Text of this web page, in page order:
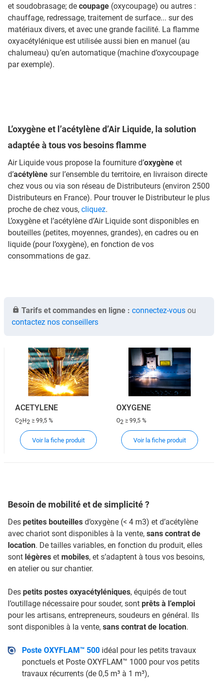
et soudobrasage; de coupage (oxycoupage) ou autres :
chauffage, redressage, traitement de surface... sur des
matériaux divers, et avec une grande facilité. La flamme
oxyacétylénique est utilisée aussi bien en manuel (au
chalumeau) qu’en automatique (machine d’oxycoupage
par exemple).
L’oxygène et l’acétylène d’Air Liquide, la solution
adaptée à tous vos besoins flamme
Air Liquide vous propose la fourniture d’oxygène et
d’acétylène sur l’ensemble du territoire, en livraison directe
chez vous ou via son réseau de Distributeurs (environ 2500
Distributeurs en France). Pour trouver le Distributeur le plus
proche de chez vous, cliquez.
L’oxygène et l’acétylène d’Air Liquide sont disponibles en
bouteilles (petites, moyennes, grandes), en cadres ou en
liquide (pour l’oxygène), en fonction de vos
consommations de gaz.
Tarifs et commandes en ligne : connectez-vous ou
contactez nos conseillers
ACETYLENE
C2H2 ≥ 99,5 %
Voir la fiche produit
OXYGENE
O2 ≥ 99,5 %
Voir la fiche produit
Besoin de mobilité et de simplicité ?
Des petites bouteilles d’oxygène (< 4 m3) et d’acétylène
avec chariot sont disponibles à la vente, sans contrat de
location. De tailles variables, en fonction du produit, elles
sont légères et mobiles, et s’adaptent à tous vos besoins,
en atelier ou sur chantier.
Des petits postes oxyacétyléniques, équipés de tout
l’outillage nécessaire pour souder, sont prêts à l’emploi
pour les artisans, entrepreneurs, soudeurs en général. Ils
sont disponibles à la vente, sans contrat de location.
Poste OXYFLAM™ 500idéal pour les petits travaux
ponctuels et Poste OXYFLAM™ 1000 pour vos petits
travaux récurrents (de 0,5 m³ à 1 m³),